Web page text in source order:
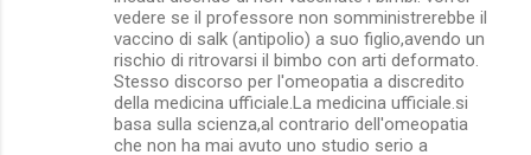
vedere se il professore non somministrerebbe il
vaccino di salk (antipolio) a suo figlio,avendo un
rischio di ritrovarsi il bimbo con arti deformato.
Stesso discorso per l'omeopatia a discredito
della medicina ufficiale.La medicina ufficiale.si
basa sulla scienza,al contrario dell'omeopatia
che non ha mai avuto uno studio serio a